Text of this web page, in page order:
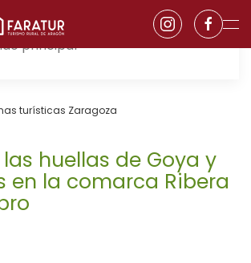
principal
turísticas Zaragoza
huellas de Goya y
en la comarca Ribera